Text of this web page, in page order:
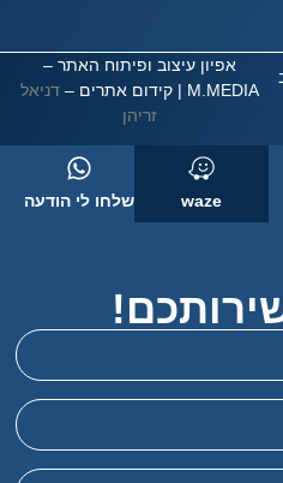
אפיון עיצוב ופיתוח האתר –
| קידום אתרים –דניאל
זריהן
waze שלחו לי הודעה